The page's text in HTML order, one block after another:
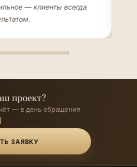
— клиенты всегда
проект?
— в день обращения
ЗАЯВКУ